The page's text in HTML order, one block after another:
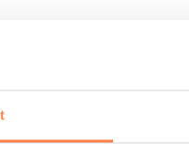
Align-Pilates zijn
voor een pure,